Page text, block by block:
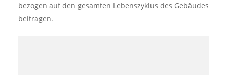
bezogen auf den gesamten Lebenszyklus des Gebäudes
beitragen.